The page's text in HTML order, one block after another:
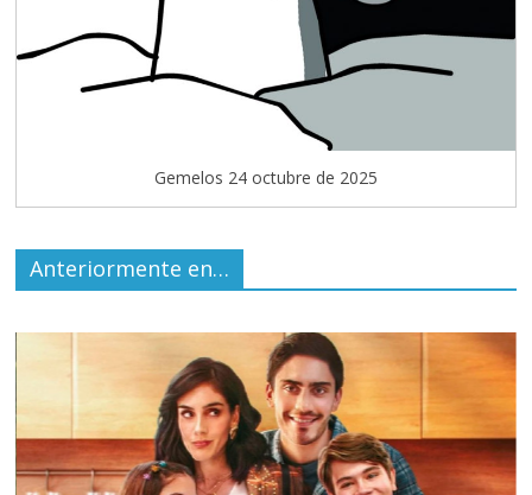
Gemelos 24 octubre de 2025
Anteriormente en…